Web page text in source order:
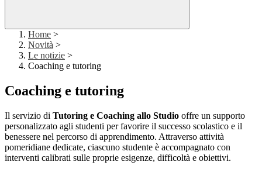
Home >
Novità >
Le notizie >
Coaching e tutoring
Coaching e tutoring
Il servizio di Tutoring e Coaching allo Studio offre un supporto
personalizzato agli studenti per favorire il successo scolastico e il
benessere nel percorso di apprendimento. Attraverso attività
pomeridiane dedicate, ciascuno studente è accompagnato con
interventi calibrati sulle proprie esigenze, difficoltà e obiettivi.